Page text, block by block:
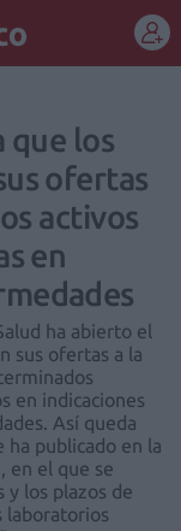
que los
ofertas
activos
en
ha abierto el
sus ofertas a la
en indicaciones
Así queda
ha publicado en la
en el que se
y los plazos de
laboratorios